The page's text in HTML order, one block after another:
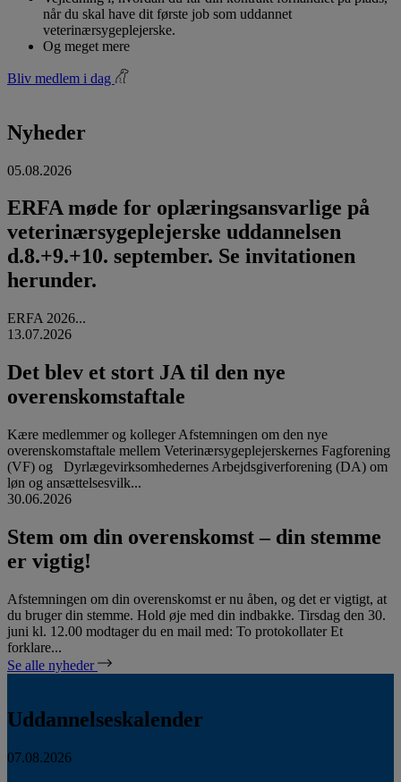
når du skal have dit første job som uddannet
veterinærsygeplejerske.
Og meget mere
Bliv medlem i dag
Nyheder
05.08.2026
ERFA møde for oplæringsansvarlige på
veterinærsygeplejerske uddannelsen
d.8.+9.+10. september. Se invitationen
herunder.
ERFA 2026...
13.07.2026
Det blev et stort JA til den nye
overenskomstaftale
Kære medlemmer og kolleger Afstemningen om den nye
overenskomstaftale mellem Veterinærsygeplejerskernes Fagforening
(VF) og Dyrlægevirksomhedernes Arbejdsgiverforening (DA) om
løn og ansættelsesvilk...
30.06.2026
Stem om din overenskomst – din stemme
er vigtig!
Afstemningen om din overenskomst er nu åben, og det er vigtigt, at
du bruger din stemme. Hold øje med din indbakke. Tirsdag den 30.
juni kl. 12.00 modtager du en mail med: To protokollater Et
forklare...
Se alle nyheder
Uddannelseskalender
07.08.2026